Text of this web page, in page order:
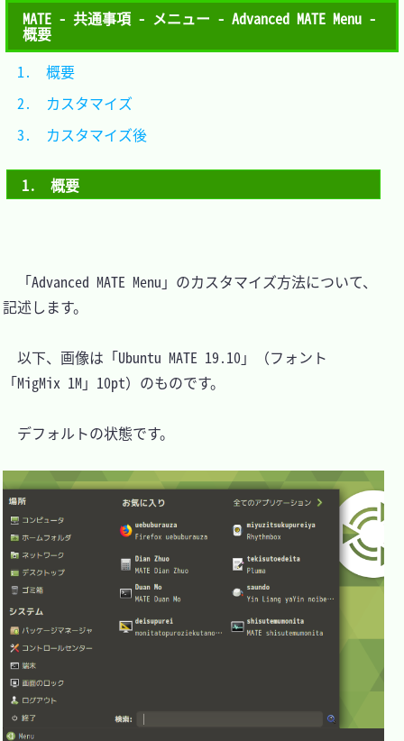
MATE - 共通事項 - メニュー - Advanced MATE Menu -
概要
1.　概要
「Advanced MATE Menu」のカスタマイズ方法について、
記述します。
以下、画像は「Ubuntu MATE 19.10」（フォント
「MigMix 1M」10pt）のものです。
デフォルトの状態です。